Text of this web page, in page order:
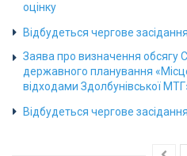
оцінку
Відбудеться чергове
Заява про визначення обсягу
державного планування
відходами Здолбунівської
Відбудеться чергове